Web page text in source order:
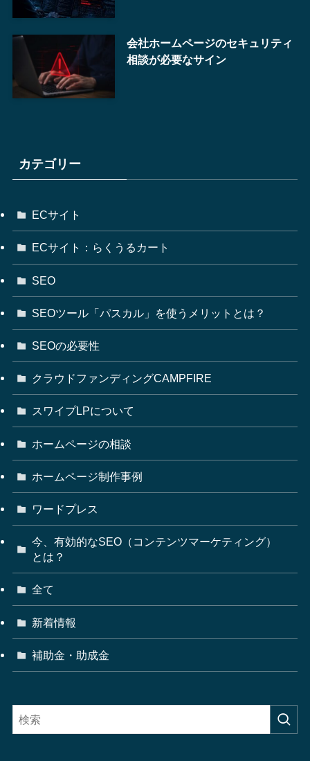
会社ホームページのセキュリティ
相談が必要なサイン
カテゴリー
ECサイト
ECサイト：らくうるカート
SEO
SEOツール「パスカル」を使うメリットとは？
SEOの必要性
クラウドファンディングCAMPFIRE
スワイプLPについて
ホームページの相談
ホームページ制作事例
ワードプレス
今、有効的なSEO（コンテンツマーケティング）
とは？
全て
新着情報
補助金・助成金